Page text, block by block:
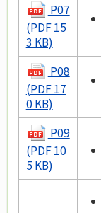
P07
(PDF 15
3 KB)
P08
(PDF 17
0 KB)
P09
(PDF 10
5 KB)